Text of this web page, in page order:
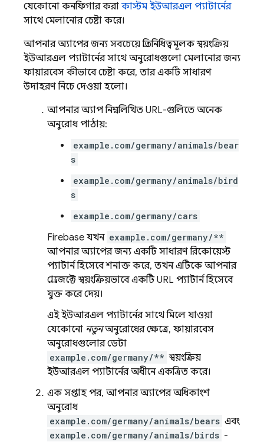
যেকোনো কনফিগার করা কাস্টম ইউআরএল প্যাটার্নের
সাথে মেলানোর চেষ্টা করে।
আপনার অ্যাপের জন্য সবচেয়ে প্রতিনিধিত্বমূলক স্বয়ংক্রিয়
ইউআরএল প্যাটার্নের সাথে অনুরোধগুলো মেলানোর জন্য
ফায়ারবেস কীভাবে চেষ্টা করে, তার একটি সাধারণ
উদাহরণ নিচে দেওয়া হলো।
আপনার অ্যাপ নিম্নলিখিত URL-গুলিতে অনেক
অনুরোধ পাঠায়:
example.com/germany/animals/bear
s
example.com/germany/animals/bird
s
example.com/germany/cars
Firebase যখন example.com/germany/**
আপনার অ্যাপের জন্য একটি সাধারণ রিকোয়েস্ট
প্যাটার্ন হিসেবে শনাক্ত করে, তখন এটিকে আপনার
প্রোজেক্টে স্বয়ংক্রিয়ভাবে একটি URL প্যাটার্ন হিসেবে
যুক্ত করে দেয়।
এই ইউআরএল প্যাটার্নের সাথে মিলে যাওয়া
যেকোনো নতুনঅনুরোধের ক্ষেত্রে, ফায়ারবেস
অনুরোধগুলোর ডেটা
example.com/germany/** স্বয়ংক্রিয়
ইউআরএল প্যাটার্নের অধীনে একত্রিত করে।
এক সপ্তাহ পর, আপনার অ্যাপের অধিকাংশ
অনুরোধ
example.com/germany/animals/bears এবং
example.com/germany/animals/birds -